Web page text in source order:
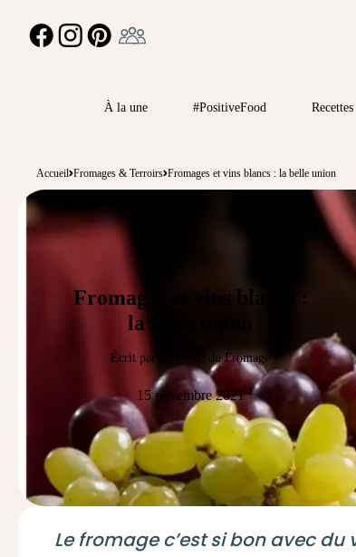
FACEBOOKINSTAGRAMPINTEREST
À la une #PositiveFood Recettes
Accueil Fromages & Terroirs Fromages et vins blancs : la belle union
Fromages et vins blancs :
la belle union
Écrit par Qui Veut du Fromage
15 novembre 2021
Le fromage c’est si bon avec